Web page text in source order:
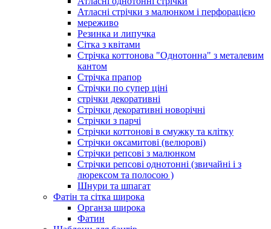
Атласні стрічки з малюнком і перфорацією
мереживо
Резинка и липучка
Сітка з квітами
Стрічка коттонова "Однотонна" з металевим
кантом
Стрічка прапор
Стрічки по супер ціні
стрічки декоративні
Стрічки декоративні новорічні
Стрічки з парчі
Стрічки коттонові в смужку та клітку
Стрічки оксамитові (велюрові)
Стрічки репсові з малюнком
Стрічки репсові однотонні (звичайні і з
люрексом та полосою )
Шнури та шпагат
Фатін та сітка широка
Органза широка
Фатин